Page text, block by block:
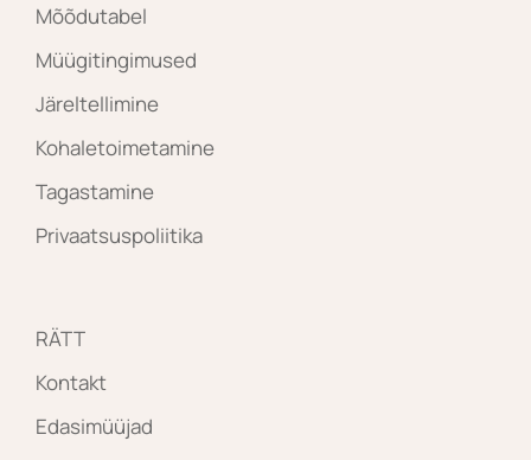
Mõõdutabel
Müügitingimused
Järeltellimine
Kohaletoimetamine
Tagastamine
Privaatsuspoliitika
RÄTT
Kontakt
Edasimüüjad